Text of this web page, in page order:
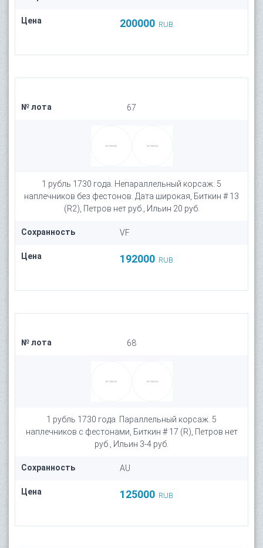
Цена 200000 RUB
№ лота 67
1 рубль 1730 года. Непараллельный корсаж. 5
наплечников без фестонов. Дата широкая, Биткин # 13
(R2), Петров нет руб., Ильин 20 руб.
Сохранность VF
Цена 192000 RUB
№ лота 68
1 рубль 1730 года. Параллельный корсаж. 5
наплечников c фестонами, Биткин # 17 (R), Петров нет
руб., Ильин 3-4 руб.
Сохранность AU
Цена 125000 RUB